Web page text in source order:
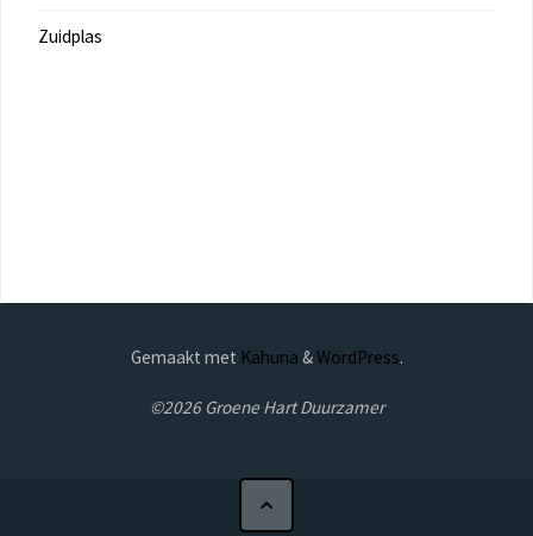
Zuidplas
Gemaakt met Kahuna &WordPress.
©2026 Groene Hart Duurzamer